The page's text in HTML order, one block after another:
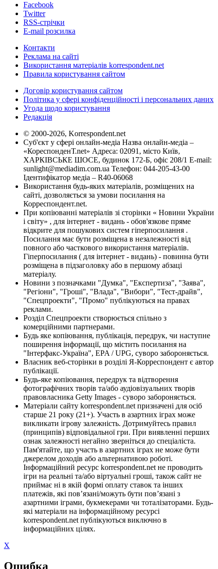
Facebook
Twitter
RSS-стрічки
E-mail розсилка
Контакти
Реклама на сайті
Використання матеріалів korrespondent.net
Правила користування сайтом
Договір користування сайтом
Політика у сфері конфіденційності і персональних даних
Угода щодо користування
Редакція
© 2000-2026, Korrespondent.net
Суб'єкт у сфері онлайн-медіа Назва онлайн-медіа –
«КореспонденТ.net» Адреса: 02091, місто Київ,
ХАРКІВСЬКЕ ШОСЕ, будинок 172-Б, офіс 208/1 E-mail:
sunlight@mediadim.com.ua Телефон: 044-205-43-00
Ідентифікатор медіа – R40-06068
Використання будь-яких матеріалів, розміщених на
сайті, дозволяється за умови посилання на
Корреспондент.net.
При копіюванні матеріалів зі сторінки « Новини України
і світу» , для інтернет - видань - обов'язкове пряме
відкрите для пошукових систем гіперпосилання .
Посилання має бути розміщена в незалежності від
повного або часткового використання матеріалів.
Гіперпосилання ( для інтернет - видань) - повинна бути
розміщена в підзаголовку або в першому абзаці
матеріалу.
Новини з позначками "Думка", "Експертиза", "Заява",
"Регіони", "Гроші", "Влада", "Вибори", "Тест-драйв",
"Спецпроекти", "Промо" публікуються на правах
реклами.
Розділ Спецпроекти створюється спільно з
комерційними партнерами.
Будь яке копіювання, публікація, передрук, чи наступне
поширення інформації, що містить посилання на
"Інтерфакс-Україна", EPA / UPG, суворо забороняється.
Власник веб-сторінки в розділі Я-Корреспондент є автор
публікації.
Будь-яке копіювання, передрук та відтворення
фотографічних творів та/або аудіовізуальних творів
правовласника Getty Images - суворо забороняється.
Матеріали сайту korrespondent.net призначені для осіб
старше 21 року (21+). Участь в азартних іграх може
викликати ігрову залежність. Дотримуйтесь правил
(принципів) відповідальної гри. При виявленні перших
ознак залежності негайно зверніться до спеціаліста.
Пам'ятайте, що участь в азартних іграх не може бути
джерелом доходів або альтернативою роботі.
Інформаційний ресурс korrespondent.net не проводить
ігри на реальні та/або віртуальні гроші, також сайт не
приймає ні в якій формі оплату ставок та інших
платежів, які пов’язані/можуть бути пов’язані з
азартними іграми, букмекерами чи тоталізаторами. Будь-
які матеріали на інформаційному ресурсі
korrespondent.net публікуються виключно в
інформаційних цілях.
X
Ошибка